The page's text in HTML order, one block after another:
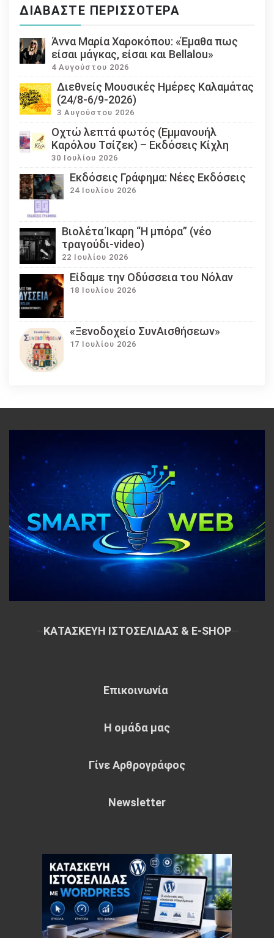
ΔΙΑΒΆΣΤΕ ΠΕΡΙΣΣΌΤΕΡΑ
Άννα Μαρία Χαροκόπου: «Έμαθα πως
είσαι μάγκας, είσαι και Bellalou»
4 Αυγούστου 2026
Διεθνείς Μουσικές Ημέρες Καλαμάτας
(24/8-6/9-2026)
3 Αυγούστου 2026
Οχτώ λεπτά φωτός (Εμμανουήλ
Καρόλου Τσίζεκ) – Εκδόσεις Κίχλη
30 Ιουλίου 2026
Εκδόσεις Γράφημα: Νέες Εκδόσεις
24 Ιουλίου 2026
Βιολέτα Ίκαρη “Η μπόρα” (νέο
τραγούδι-video)
22 Ιουλίου 2026
Eίδαμε την Οδύσσεια του Νόλαν
18 Ιουλίου 2026
«Ξενοδοχείο ΣυνΑισθήσεων»
17 Ιουλίου 2026
ΚΑΤΑΣΚΕΥΗ ΙΣΤΟΣΕΛΙΔΑΣ & E-SHOP~
Επικοινωνία
Η ομάδα μας
Γίνε Αρθρογράφος
Newsletter